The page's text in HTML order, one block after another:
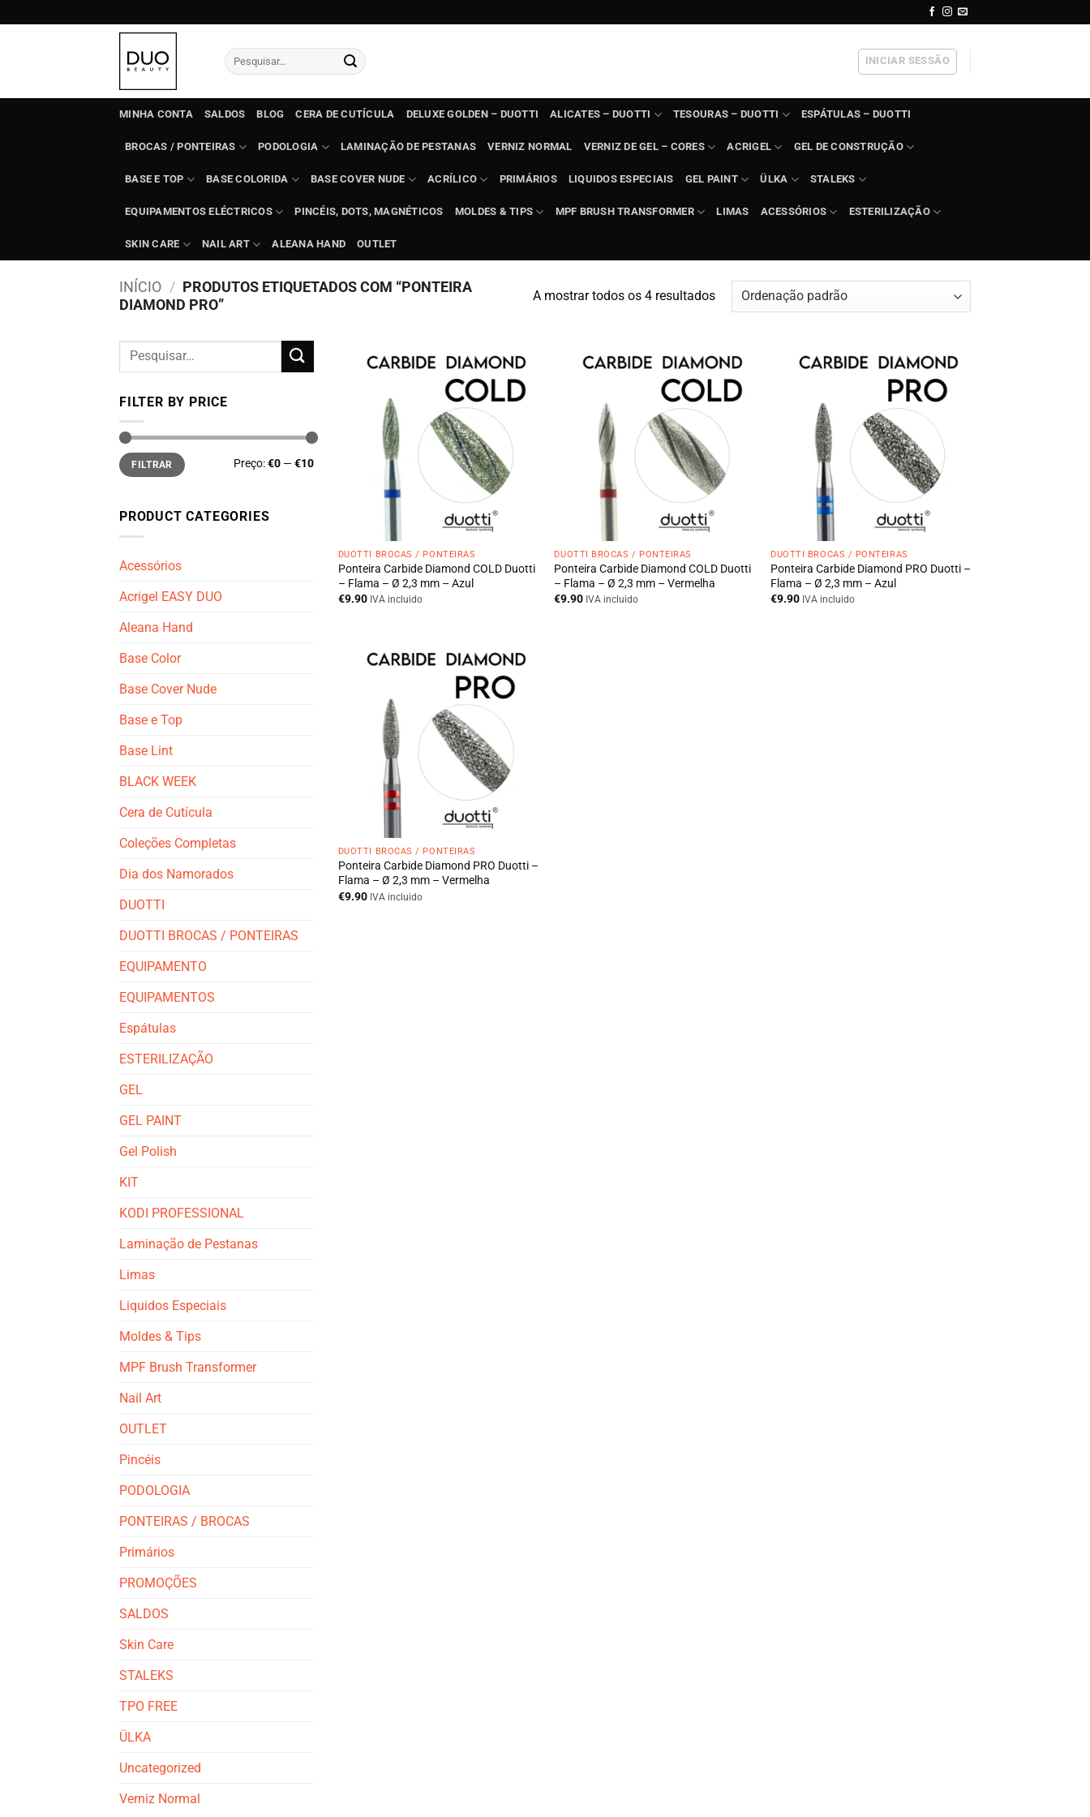
to
Pesquisar
por:
INICIAR SESSÃO
MINHA CONTA SALDOS BLOG CERA DE CUTÍCULA DELUXE GOLDEN – DUOTTI ALICATES – DUOTTI TESOURAS – DUOTTI ESPÁTULAS – DUOTTI
BROCAS / PONTEIRAS PODOLOGIA LAMINAÇÃO DE PESTANAS VERNIZ NORMAL VERNIZ DE GEL – CORES ACRIGEL GEL DE CONSTRUÇÃO
BASE E TOP BASE COLORIDA BASE COVER NUDE ACRÍLICO PRIMÁRIOS LIQUIDOS ESPECIAIS GEL PAINT ÜLKA STALEKS
EQUIPAMENTOS ELÉCTRICOS PINCÉIS, DOTS, MAGNÉTICOS MOLDES & TIPS MPF BRUSH TRANSFORMER LIMAS ACESSÓRIOS ESTERILIZAÇÃO
SKIN CARE NAIL ART ALEANA HAND OUTLET
INÍCIO / PRODUTOS ETIQUETADOS COM “PONTEIRA
DIAMOND PRO”
A mostrar todos os 4 resultados
Pesquisar
FILTER BY PRICE
Preço
mínimo
Preço
máximo
FILTRAR Preço:€0 —€10
PRODUCT CATEGORIES
Acessórios
Acrigel EASY DUO
Aleana Hand
Base Color
Base Cover Nude
Base e Top
Base Lint
BLACK WEEK
Cera de Cutícula
Coleções Completas
Dia dos Namorados
DUOTTI
DUOTTI BROCAS / PONTEIRAS
EQUIPAMENTO
EQUIPAMENTOS
Espátulas
ESTERILIZAÇÃO
GEL
GEL PAINT
Gel Polish
KIT
KODI PROFESSIONAL
Laminação de Pestanas
Limas
Liquidos Especiais
Moldes & Tips
MPF Brush Transformer
Nail Art
OUTLET
Pincéis
PODOLOGIA
PONTEIRAS / BROCAS
Primários
PROMOÇÕES
SALDOS
Skin Care
STALEKS
TPO FREE
ÜLKA
Uncategorized
Verniz Normal
DUOTTI BROCAS / PONTEIRAS
Ponteira Carbide Diamond COLD Duotti
– Flama – Ø 2,3 mm – Azul
€9.90 IVA incluido
DUOTTI BROCAS / PONTEIRAS
Ponteira Carbide Diamond COLD Duotti
– Flama – Ø 2,3 mm – Vermelha
€9.90 IVA incluido
DUOTTI BROCAS / PONTEIRAS
Ponteira Carbide Diamond PRO Duotti –
Flama – Ø 2,3 mm – Azul
€9.90 IVA incluido
DUOTTI BROCAS / PONTEIRAS
Ponteira Carbide Diamond PRO Duotti –
Flama – Ø 2,3 mm – Vermelha
€9.90 IVA incluido